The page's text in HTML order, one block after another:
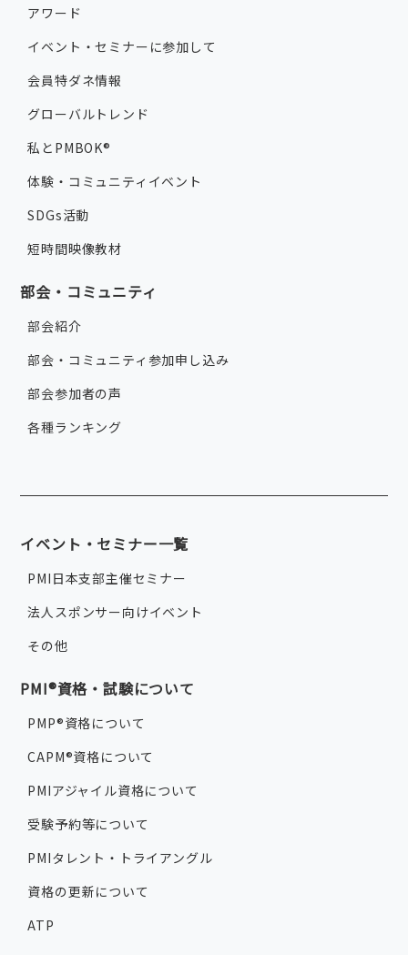
アワード
イベント・セミナーに参加して
会員特ダネ情報
グローバルトレンド
私とPMBOK®
体験・コミュニティイベント
SDGs活動
短時間映像教材
部会・コミュニティ
部会紹介
部会・コミュニティ参加申し込み
部会参加者の声
各種ランキング
イベント・セミナー一覧
PMI日本支部主催セミナー
法人スポンサー向けイベント
その他
PMI®資格・試験について
PMP®資格について
CAPM®資格について
PMIアジャイル資格について
受験予約等について
PMIタレント・トライアングル
資格の更新について
ATP